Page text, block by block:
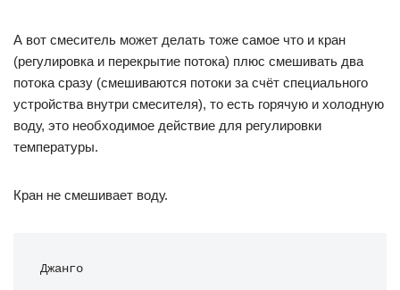
А вот смеситель может делать тоже самое что и кран
(регулировка и перекрытие потока) плюс смешивать два
потока сразу (смешиваются потоки за счёт специального
устройства внутри смесителя), то есть горячую и холодную
воду, это необходимое действие для регулировки
температуры.
Кран не смешивает воду.
Джанго